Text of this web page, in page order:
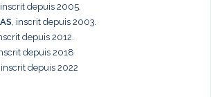
inscrit depuis 2005.
, inscrit depuis 2003.
depuis 2012.
depuis 2018
inscrit depuis 2022